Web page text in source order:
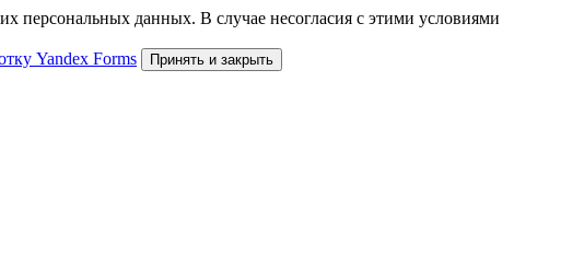
персональных данных. В случае несогласия с этими условиями
Yandex Forms Принять и закрыть